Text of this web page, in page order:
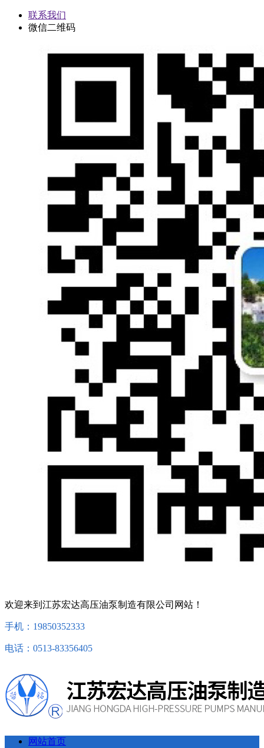
联系我们
微信二维码
欢迎来到江苏宏达高压油泵制造有限公司网站！
手机：19850352333
电话：0513-83356405
网站首页